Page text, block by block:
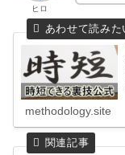
ヒロ
methodology.site